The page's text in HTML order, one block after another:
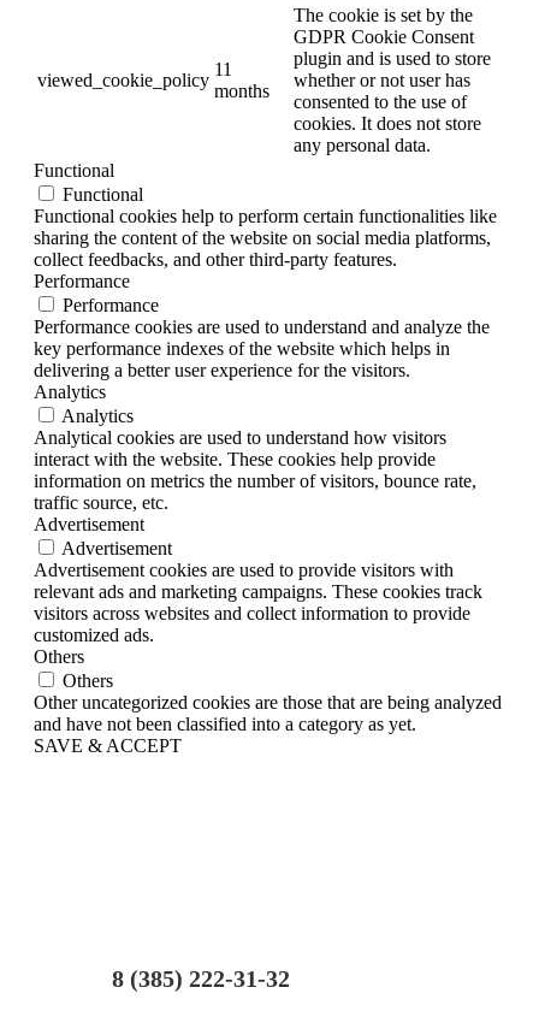
viewed_cookie_policy
11
months
The cookie is set by the
GDPR Cookie Consent
plugin and is used to store
whether or not user has
consented to the use of
cookies. It does not store
any personal data.
Functional
Functional
Functional cookies help to perform certain functionalities like
sharing the content of the website on social media platforms,
collect feedbacks, and other third-party features.
Performance
Performance
Performance cookies are used to understand and analyze the
key performance indexes of the website which helps in
delivering a better user experience for the visitors.
Analytics
Analytics
Analytical cookies are used to understand how visitors
interact with the website. These cookies help provide
information on metrics the number of visitors, bounce rate,
traffic source, etc.
Advertisement
Advertisement
Advertisement cookies are used to provide visitors with
relevant ads and marketing campaigns. These cookies track
visitors across websites and collect information to provide
customized ads.
Others
Others
Other uncategorized cookies are those that are being analyzed
and have not been classified into a category as yet.
SAVE & ACCEPT
8 (385) 222-31-32